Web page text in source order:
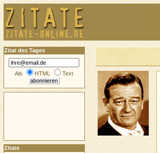
Zitat des Tages
Als HTML Text
Zitate